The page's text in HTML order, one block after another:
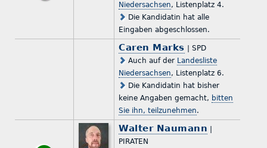
Niedersachsen, Listenplatz 4.
Die Kandidatin hat alle
Eingaben abgeschlossen.
Caren Marks | SPD
Auch auf der Landesliste
Niedersachsen, Listenplatz 6.
Die Kandidatin hat bisher
keine Angaben gemacht, bitten
Sie ihn, teilzunehmen.
Walter Naumann |
PIRATEN